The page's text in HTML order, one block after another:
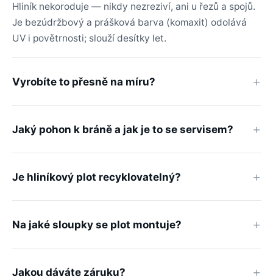
Hliník nekoroduje — nikdy nezreziví, ani u řezů a spojů.
Je bezúdržbový a prášková barva (komaxit) odolává
UV i povětrnosti; slouží desítky let.
Vyrobíte to přesně na míru?
Jaký pohon k bráně a jak je to se servisem?
Je hliníkový plot recyklovatelný?
Na jaké sloupky se plot montuje?
Jakou dáváte záruku?